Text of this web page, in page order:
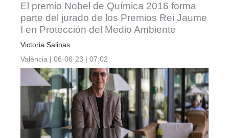
El premio Nobel de Química 2016 forma
parte del jurado de los Premios Rei Jaume
I en Protección del Medio Ambiente
Victoria Salinas
València | 06·06·23 | 07:02